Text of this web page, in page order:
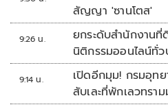
สัญญา 'ซานโตส'
9:26 น.
ยกระดับสำนักงานที่
นิติกรรมออนไลน์ทั่ว
9:14 น.
เปิดอีกมุม! กรมอุทย
สับเละที่พักเลวทรา